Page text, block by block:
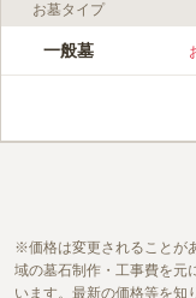
ライフドット編集部のコメ
東京三十三観
斎の墓が文化
この霊園はまだ誰からも
お墓タイプ
一般墓
価格は変更されることが
域の墓石制作・工事費を元
います。最新の価格等を知